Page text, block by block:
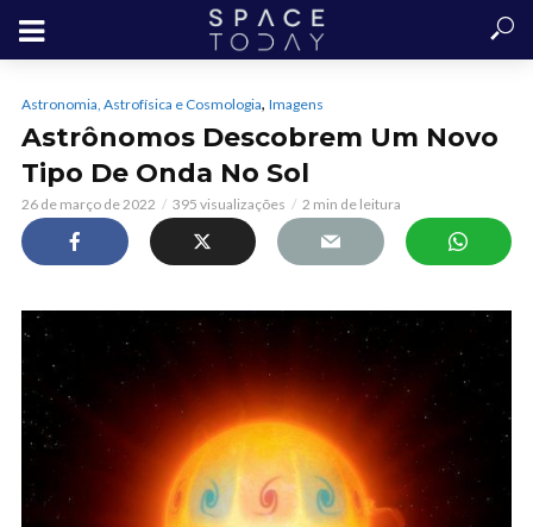
Astronomia, Astrofísica e Cosmologia, Imagens
Astrônomos Descobrem Um Novo
Tipo De Onda No Sol
26 de março de 2022 395 visualizações 2 min de leitura